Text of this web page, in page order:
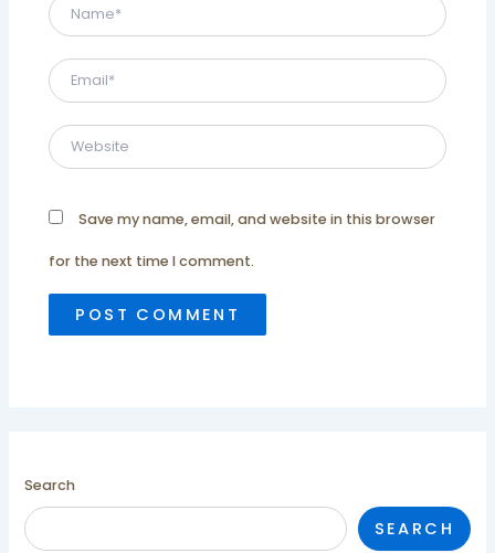
Name*
Email*
Website
Save my name, email, and website in this browser
for the next time I comment.
Search
SEARCH